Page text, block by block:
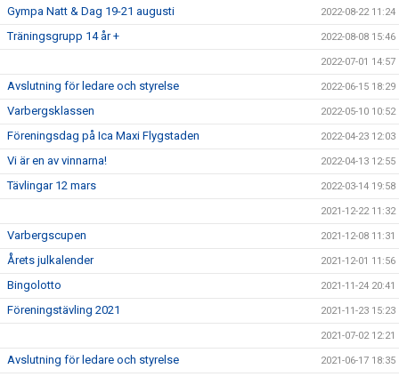
Gympa Natt & Dag 19-21 augusti 2022-08-22 11:24
Träningsgrupp 14 år + 2022-08-08 15:46
2022-07-01 14:57
Avslutning för ledare och styrelse 2022-06-15 18:29
Varbergsklassen 2022-05-10 10:52
Föreningsdag på Ica Maxi Flygstaden 2022-04-23 12:03
Vi är en av vinnarna! 2022-04-13 12:55
Tävlingar 12 mars 2022-03-14 19:58
2021-12-22 11:32
Varbergscupen 2021-12-08 11:31
Årets julkalender 2021-12-01 11:56
Bingolotto 2021-11-24 20:41
Föreningstävling 2021 2021-11-23 15:23
2021-07-02 12:21
Avslutning för ledare och styrelse 2021-06-17 18:35